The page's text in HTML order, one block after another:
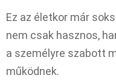
Ez az életkor már
nem csak hasznos,
a személyre szabott
működnek.